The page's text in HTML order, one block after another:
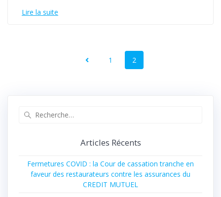
Lire la suite
1 2
Articles Récents
Fermetures COVID : la Cour de cassation tranche en
faveur des restaurateurs contre les assurances du
CREDIT MUTUEL